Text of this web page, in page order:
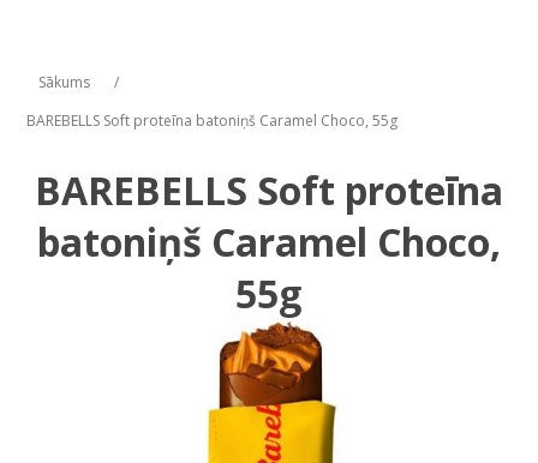
Sākums
/
BAREBELLS Soft proteīna batoniņš Caramel Choco, 55g
BAREBELLS Soft proteīna
batoniņš Caramel Choco,
55g